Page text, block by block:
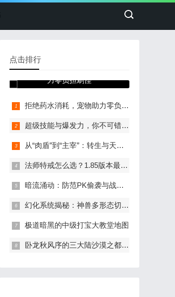
点击排行
拒绝药水消耗，宠物助
力零负担刷怪
拒绝药水消耗，宠物助力零负担刷怪
超级技能与爆发力，你不可错过的专属装备
从“肉盾”到“主宰”：转生与天赋的双重提升
法师特戒怎么选？1.85版本最强搭配来了
暗流涌动：防范PK偷袭与战后收益的精准收割
幻化系统揭秘：神兽多形态切换的魅力
极道暗黑的中级打宝大教堂地图
卧龙秋风序的三大陆沙漠之都地图介绍